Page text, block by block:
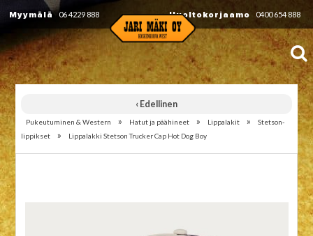
Myymälä 06 4229 888 Huoltokorjaamo 0400 654 888
‹ Edellinen
Pukeutuminen & Western » Hatut ja päähineet » Lippalakit »
Stetson-
lippikset
» Lippalakki Stetson Trucker Cap Hot Dog Boy